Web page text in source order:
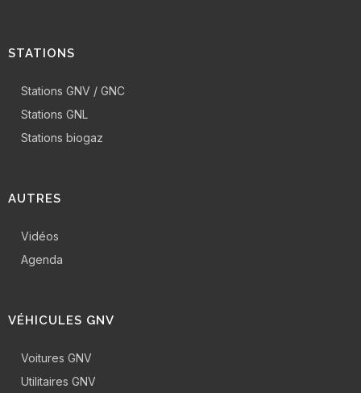
STATIONS
Stations GNV / GNC
Stations GNL
Stations biogaz
AUTRES
Vidéos
Agenda
VÉHICULES GNV
Voitures GNV
Utilitaires GNV